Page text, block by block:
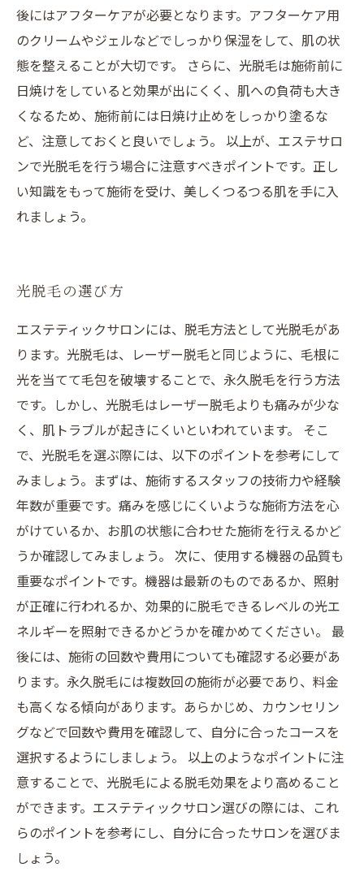
後にはアフターケアが必要となります。アフターケア用
のクリームやジェルなどでしっかり保湿をして、肌の状
態を整えることが大切です。 さらに、光脱毛は施術前に
日焼けをしていると効果が出にくく、肌への負荷も大き
くなるため、施術前には日焼け止めをしっかり塗るな
ど、注意しておくと良いでしょう。 以上が、エステサロ
ンで光脱毛を行う場合に注意すべきポイントです。正し
い知識をもって施術を受け、美しくつるつる肌を手に入
れましょう。
光脱毛の選び方
エステティックサロンには、脱毛方法として光脱毛があ
ります。光脱毛は、レーザー脱毛と同じように、毛根に
光を当てて毛包を破壊することで、永久脱毛を行う方法
です。しかし、光脱毛はレーザー脱毛よりも痛みが少な
く、肌トラブルが起きにくいといわれています。 そこ
で、光脱毛を選ぶ際には、以下のポイントを参考にして
みましょう。まずは、施術するスタッフの技術力や経験
年数が重要です。痛みを感じにくいような施術方法を心
がけているか、お肌の状態に合わせた施術を行えるかど
うか確認してみましょう。 次に、使用する機器の品質も
重要なポイントです。機器は最新のものであるか、照射
が正確に行われるか、効果的に脱毛できるレベルの光エ
ネルギーを照射できるかどうかを確かめてください。 最
後には、施術の回数や費用についても確認する必要があ
ります。永久脱毛には複数回の施術が必要であり、料金
も高くなる傾向があります。あらかじめ、カウンセリン
グなどで回数や費用を確認して、自分に合ったコースを
選択するようにしましょう。 以上のようなポイントに注
意することで、光脱毛による脱毛効果をより高めること
ができます。エステティックサロン選びの際には、これ
らのポイントを参考にし、自分に合ったサロンを選びま
しょう。